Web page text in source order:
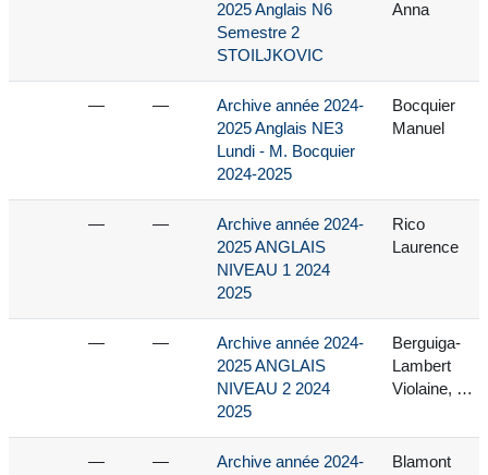
2025 Anglais N6
Semestre 2
STOILJKOVIC
Anna
— —
Archive année 2024-
2025 Anglais NE3
Lundi - M. Bocquier
2024-2025
Bocquier
Manuel
— —
Archive année 2024-
2025 ANGLAIS
NIVEAU 1 2024
2025
Rico
Laurence
— —
Archive année 2024-
2025 ANGLAIS
NIVEAU 2 2024
2025
Berguiga-
Lambert
Violaine, …
— —
Archive année 2024-
Blamont